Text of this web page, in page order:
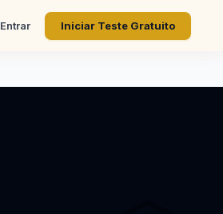
Entrar Iniciar Teste Gratuito